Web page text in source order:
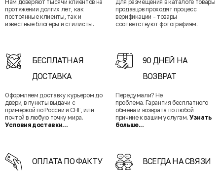
Нам доверяют тысячи клиентов на
протяжении долгих лет, как
постоянные клиенты, так и
известные блогеры и стилисты.
Для размещения в каталоге товары
продавцов проходят процесс
верификации - товары
соответствуют фотографиям.
БЕСПЛАТНАЯ
ДОСТАВКА
Оформляем доставку курьером до
двери, в пункты выдачи с
примеркой по России и СНГ, или
почтой в любую точку мира.
Условия доставки...
90 ДНЕЙ НА
ВОЗВРАТ
Передумали? Не
проблема. Гарантия бесплатного
обмена и возврата по любой
причине к вашим услугам. Узнать
больше...
ОПЛАТА ПО ФАКТУ ВСЕГДА НА СВЯЗИ